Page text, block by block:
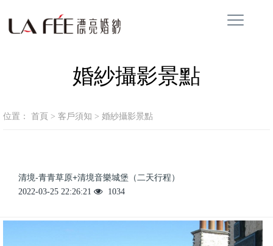
婚紗攝影景點
位置： 首頁 > 客戶須知 > 婚紗攝影景點
清境-青青草原+清境音樂城堡（二天行程）
2022-03-25 22:26:21 1034